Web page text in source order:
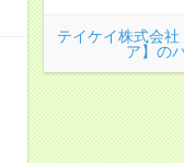
テイケイ株式会
ア】の